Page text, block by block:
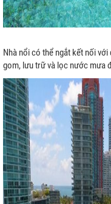
Nhà nổi có thể ngắt kết nối
gom, lưu trữ và lọc nước mưa